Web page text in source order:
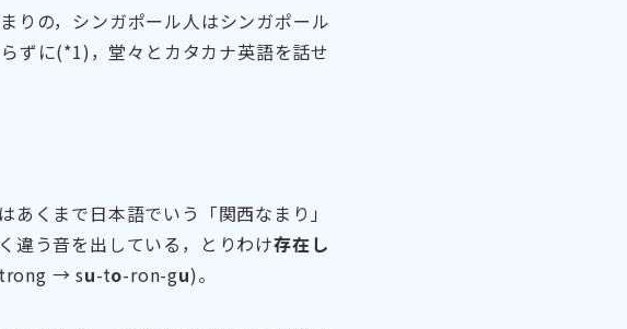
りの，シンガポール人はシンガポール
ずに(*1)，堂々とカタカナ英語を話せ
くまで日本語でいう「関西なまり」
違う音を出している，とりわけ存在し
→ su-to-ron-gu)。